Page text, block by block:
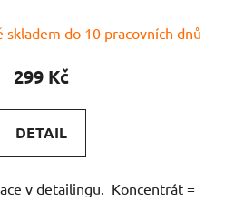
hodnocení
produktu
5,0
z
hvězdiček.
skladem do 10 pracovních dnů
299 Kč
DETAIL
v detailingu. Koncentrát =